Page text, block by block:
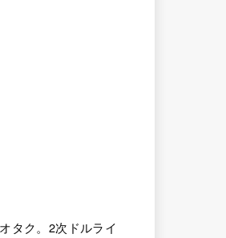
タク。2次ドルライ